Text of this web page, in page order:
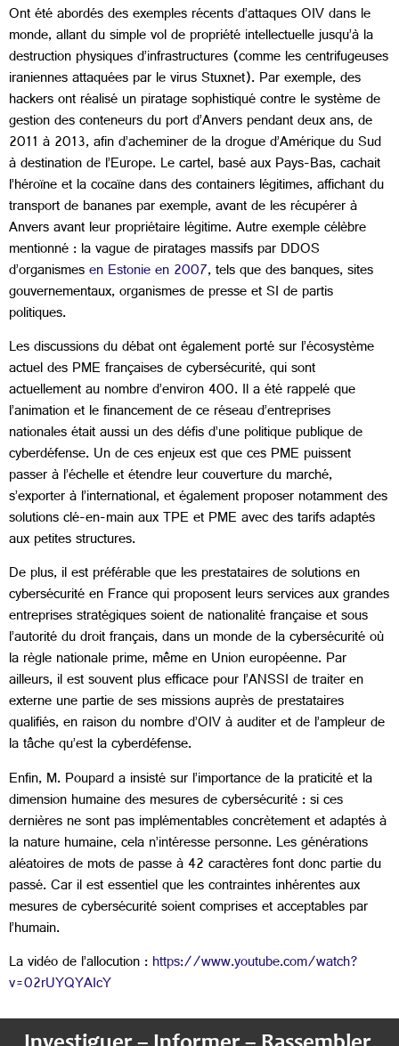
Ont été abordés des exemples récents d’attaques OIV dans le
monde, allant du simple vol de propriété intellectuelle jusqu’à la
destruction physiques d’infrastructures (comme les centrifugeuses
iraniennes attaquées par le virus Stuxnet). Par exemple, des
hackers ont réalisé un piratage sophistiqué contre le système de
gestion des conteneurs du port d’Anvers pendant deux ans, de
2011 à 2013, afin d’acheminer de la drogue d’Amérique du Sud
à destination de l’Europe. Le cartel, basé aux Pays-Bas, cachait
l’héroïne et la cocaïne dans des containers légitimes, affichant du
transport de bananes par exemple, avant de les récupérer à
Anvers avant leur propriétaire légitime. Autre exemple célèbre
mentionné : la vague de piratages massifs par DDOS
d’organismesen Estonie en 2007, tels que des banques, sites
gouvernementaux, organismes de presse et SI de partis
politiques.
Les discussions du débat ont également porté sur l’écosystème
actuel des PME françaises de cybersécurité, qui sont
actuellement au nombre d’environ 400. Il a été rappelé que
l’animation et le financement de ce réseau d’entreprises
nationales était aussi un des défis d’une politique publique de
cyberdéfense. Un de ces enjeux est que ces PME puissent
passer à l’échelle et étendre leur couverture du marché,
s’exporter à l’international, et également proposer notamment des
solutions clé-en-main aux TPE et PME avec des tarifs adaptés
aux petites structures.
De plus, il est préférable que les prestataires de solutions en
cybersécurité en France qui proposent leurs services aux grandes
entreprises stratégiques soient de nationalité française et sous
l’autorité du droit français, dans un monde de la cybersécurité où
la règle nationale prime, même en Union européenne. Par
ailleurs, il est souvent plus efficace pour l’ANSSI de traiter en
externe une partie de ses missions auprès de prestataires
qualifiés, en raison du nombre d’OIV à auditer et de l’ampleur de
la tâche qu’est la cyberdéfense.
Enfin, M. Poupard a insisté sur l’importance de la praticité et la
dimension humaine des mesures de cybersécurité : si ces
dernières ne sont pas implémentables concrètement et adaptés à
la nature humaine, cela n’intéresse personne. Les générations
aléatoires de mots de passe à 42 caractères font donc partie du
passé. Car il est essentiel que les contraintes inhérentes aux
mesures de cybersécurité soient comprises et acceptables par
l’humain.
La vidéo de l’allocution :https://www.youtube.com/watch?
v=02rUYQYAIcY